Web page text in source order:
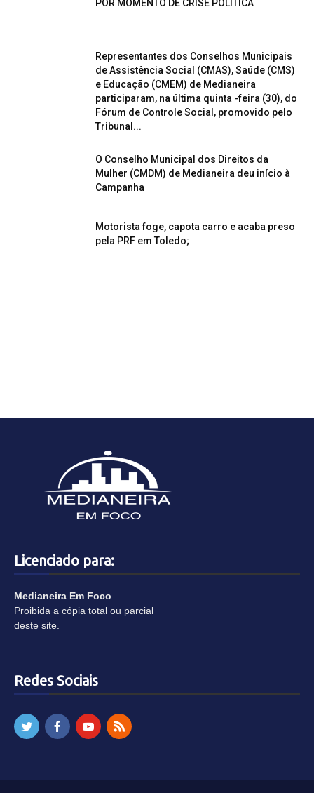
POR MOMENTO DE CRISE POLÍTICA
Representantes dos Conselhos Municipais
de Assistência Social (CMAS), Saúde (CMS)
e Educação (CMEM) de Medianeira
participaram, na última quinta -feira (30), do
Fórum de Controle Social, promovido pelo
Tribunal...
O Conselho Municipal dos Direitos da
Mulher (CMDM) de Medianeira deu início à
Campanha
Motorista foge, capota carro e acaba preso
pela PRF em Toledo;
Licenciado para:
Medianeira Em Foco
Proibida a cópia total ou parcial
deste site.
Redes Sociais